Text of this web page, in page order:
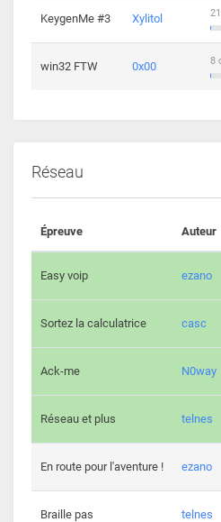
KeygenMe #3 Xylitol
win32 FTW 0x00 8
Réseau
Épreuve Auteur
Easy voip ezano
Sortez la calculatrice casc
Ack-me N0way
Réseau et plus telnes
En route pour l'aventure ! ezano
Braille pas telnes